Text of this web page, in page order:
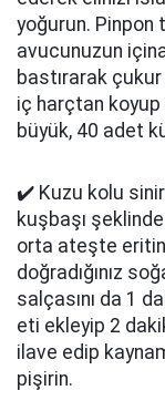
yoğurun. Pinpon
avucunuzun
bastırarak çukur
iç harçtan koyup
büyük, 40 adet
✔️ Kuzu kolu
kuşbaşı şeklinde
orta ateşte
doğradığınız
salçasını da 1
eti ekleyip 2
ilave edip
pişirin.